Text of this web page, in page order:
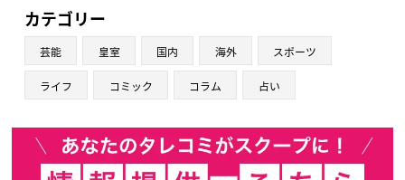
カテゴリー
芸能 皇室 国内 海外 スポーツ
ライフ コミック コラム 占い